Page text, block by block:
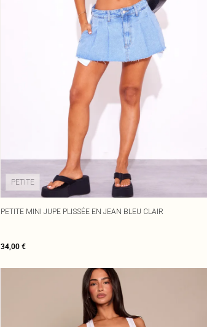
PETITE
PETITE MINI JUPE PLISSÉE EN JEAN BLEU CLAIR
34,00 €